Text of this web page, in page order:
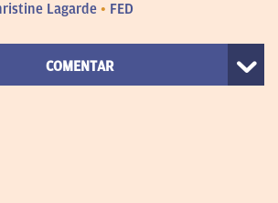
Lagarde FED
COMENTAR